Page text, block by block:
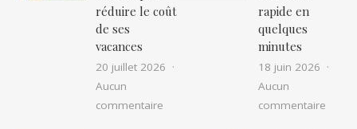
réduire le coût
de ses
vacances
20 juillet 2026
Aucun
commentaire sur Location camping car pas cher :
rapide en
quelques
minutes
18 juin 2026
Aucun
commentaire